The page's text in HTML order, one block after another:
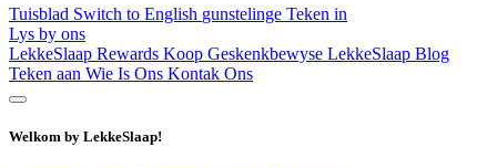
Tuisblad Switch to English gunstelinge Teken in
Lys by ons
LekkeSlaap Rewards Koop Geskenkbewyse LekkeSlaap Blog
Teken aan Wie Is Ons Kontak Ons
Welkom by LekkeSlaap!